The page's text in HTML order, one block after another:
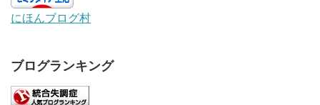
にほんブログ村
ブログランキング